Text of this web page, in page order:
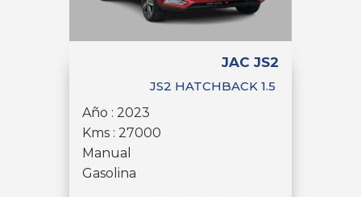
JAC JS2
JS2 HATCHBACK 1.5
Año : 2023
Kms : 27000
Manual
Gasolina